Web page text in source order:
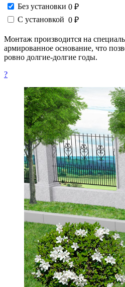
Без установки 0 ₽
С установкой 0 ₽
Монтаж производится на
армированное основание, что
ровно долгие-долгие годы.
?